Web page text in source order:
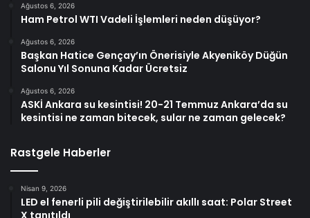
Ağustos 6, 2026
Ham Petrol WTI Vadeli İşlemleri neden düşüyor?
Ağustos 6, 2026
Başkan Hatice Gençay’ın Önerisiyle Akyeniköy Düğün
Salonu Yıl Sonuna Kadar Ücretsiz
Ağustos 6, 2026
ASKİ Ankara su kesintisi! 20-21 Temmuz Ankara’da su
kesintisi ne zaman bitecek, sular ne zaman gelecek?
Rastgele Haberler
Nisan 9, 2026
LED el fenerli pili değiştirilebilir akıllı saat: Polar Street
X tanıtıldı